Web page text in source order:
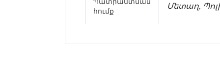
հումք
Մետաղ,